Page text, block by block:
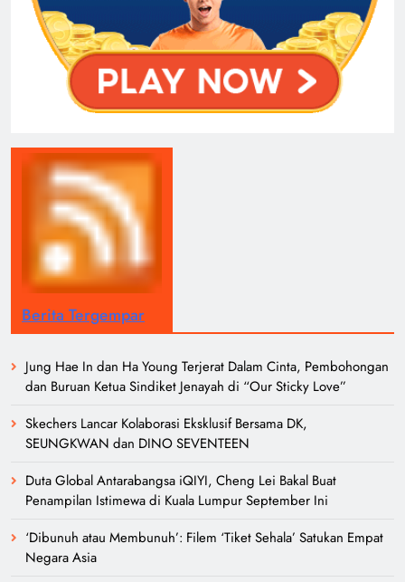
Berita Tergempar
Jung Hae In dan Ha Young Terjerat Dalam Cinta, Pembohongan
dan Buruan Ketua Sindiket Jenayah di “Our Sticky Love”
Skechers Lancar Kolaborasi Eksklusif Bersama DK,
SEUNGKWAN dan DINO SEVENTEEN
Duta Global Antarabangsa iQIYI, Cheng Lei Bakal Buat
Penampilan Istimewa di Kuala Lumpur September Ini
‘Dibunuh atau Membunuh’: Filem ‘Tiket Sehala’ Satukan Empat
Negara Asia